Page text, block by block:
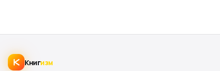
Книгизм